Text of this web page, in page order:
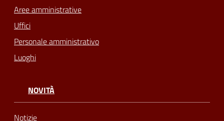
Aree amministrative
Uffici
Personale amministrativo
Luoghi
NOVITÀ
Notizie